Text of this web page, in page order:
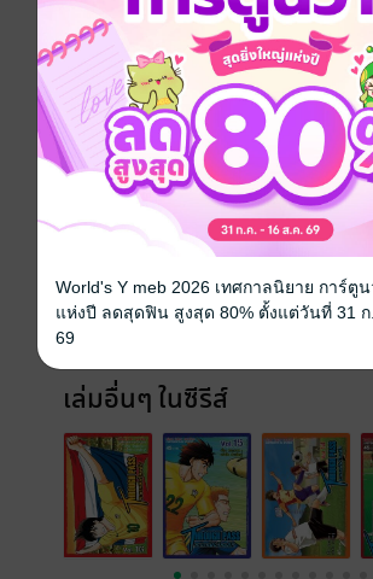
การต่อสู้ในเส้นทางลูกหนัง...ได้เริ่มขึ้นแล้ว
การ์ตูนไทย กีฬา
ซีรีส์ Through Pass
ประเภทไฟล์
ความยาว
ราคาปก
เล่มอื่นๆ ในซีรีส์
World's Y meb 2026 เทศกาลนิยาย การ์ตู
แห่งปี ลดสุดฟิน สูงสุด 80% ตั้งแต่วันที่ 31 ก
69